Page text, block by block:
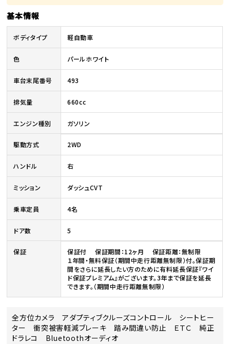
基本情報
ボディタイプ 軽自動車
色 パールホワイト
車台末尾番号 493
排気量 660cc
エンジン種別 ガソリン
駆動方式 2WD
ハンドル 右
ミッション ダッシュCVT
乗車定員 4名
ドア数 5
保証
保証付 保証期間：12ヶ月 保証距離：無制限
１年間・無料保証（期間中走行距離無制限）付。保証期
間をさらに延長したい方のために有料延長保証『ワイ
ド保証プレミアム』がございます。3年まで保証を延長
できます。（期間中走行距離無制限）
全方位カメラ アダプティブクルーズコントロール シートヒー
ター 衝突被害軽減ブレーキ 踏み間違い防止 ＥＴＣ 純正
ドラレコ Bluetoothオーディオ